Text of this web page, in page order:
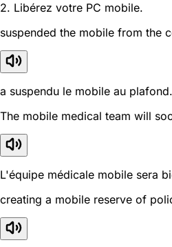
2. Libérez votre PC mobile.
suspended the mobile from the
a suspendu le mobile au plafond.
The mobile medical team will
L'équipe médicale mobile sera
creating a mobile reserve of